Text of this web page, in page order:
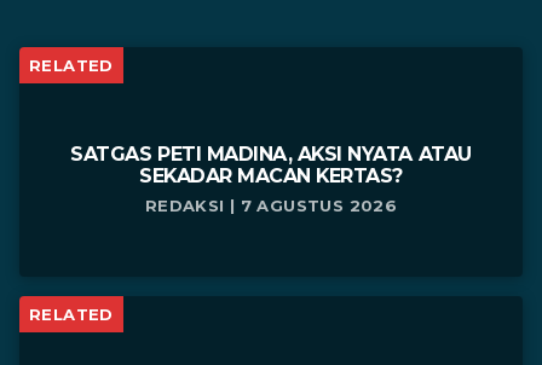
RELATED
SATGAS PETI MADINA, AKSI NYATA ATAU
SEKADAR MACAN KERTAS?
REDAKSI | 7 AGUSTUS 2026
RELATED